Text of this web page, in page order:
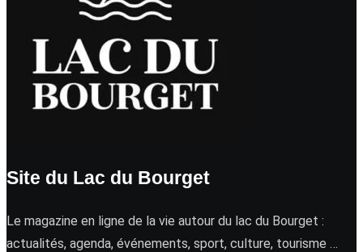
Site du Lac du Bourget
Le magazine en ligne de la vie autour du lac du Bourget :
actualités, agenda, événements, sport, culture, tourisme …